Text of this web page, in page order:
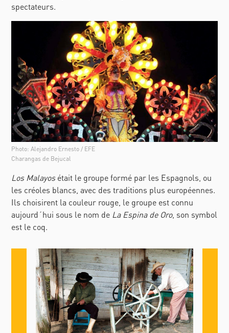
spectateurs.
Photo: Alejandro Ernesto / EFE
Charangas de Bejucal
Los Malayosétait le groupe formé par les Espagnols, ou
les créoles blancs, avec des traditions plus européennes.
Ils choisirent la couleur rouge, le groupe est connu
aujourd´hui sous le nom de La Espina de Oro, son symbol
est le coq.